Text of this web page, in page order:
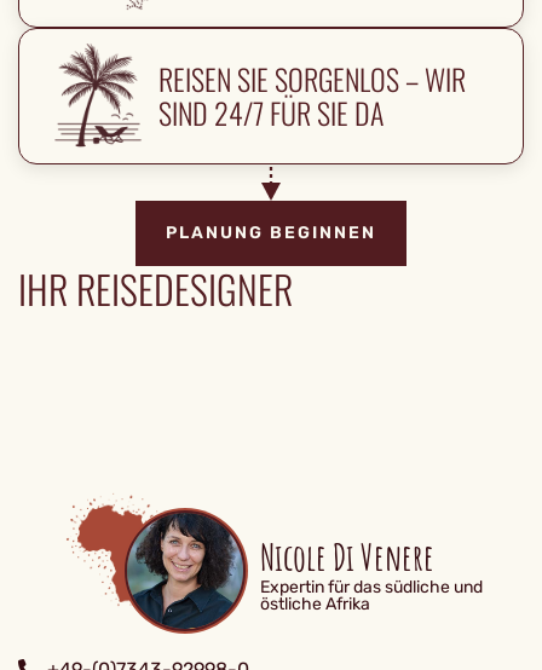
REISEN SIE SORGENLOS – WIR
SIND 24/7 FÜR SIE DA
PLANUNG BEGINNEN
IHR REISEDESIGNER
Nicole Di Venere
Expertin für das südliche und
östliche Afrika